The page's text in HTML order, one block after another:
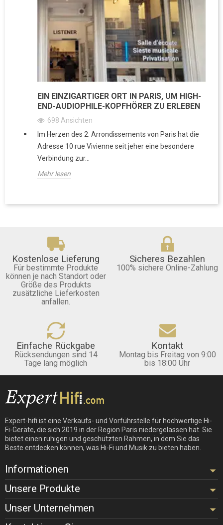
EIN EINZIGARTIGER ORT IN PARIS, UM HIGH-
END-AUDIOPHILE-KOPFHÖRER ZU ERLEBEN
698 Ansichten
Im Herzen des 2. Arrondissements von Paris hat die
Adresse 10 rue Vivienne seit jeher eine besondere
Verbindung zur...
Mehr lesen
Kostenlose Lieferung
Für bestimmte Produkte
können je nach Standort oder
Größe des Produkts
zusätzliche Lieferkosten
anfallen.
Sicheres Bezahlen
100% sichere Online-Zahlung
Einfache Rückgabe
Rücksendungen sind 14
Tage lang möglich
Kontakt
Montag bis Freitag von 9:00
bis 18:00 Uhr
Expert-hifi ist eine Verkaufs- und Vorführstelle für hochwertige Hi-
Fi-Geräte, die sich 2019 in der Region Paris niedergelassen hat. Sie
bietet einen ruhigen und geschützten Rahmen, in dem Sie das
Beste entdecken können, was Hi-Fi und Musik zu bieten haben.
Informationen
Unsere Produkte
Unser Unternehmen